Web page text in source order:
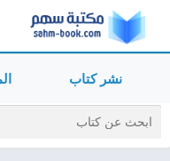
نشر كتاب